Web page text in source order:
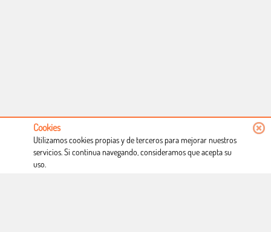
Condiciones de uso
Cookies
Utilizamos cookies propias y de terceros para mejorar nuestros
servicios. Si continua navegando, consideramos que acepta su
uso.